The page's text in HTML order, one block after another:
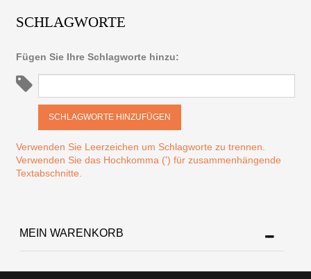
SCHLAGWORTE
Fügen Sie Ihre Schlagworte hinzu:
SCHLAGWORTE HINZUFÜGEN
Verwenden Sie Leerzeichen um Schlagworte zu trennen.
Verwenden Sie das Hochkomma (') für zusammenhängende
Textabschnitte.
MEIN WARENKORB